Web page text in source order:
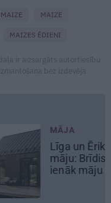
MAIZE
MAIZES ĒDIENI
ir aizsargāts autortiesību
bez izdevēja
būvē savu sapņu
kad būvobjektā